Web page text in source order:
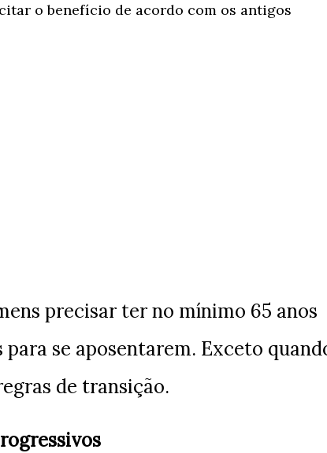
o benefício de acordo com os antigos
precisar ter no mínimo 65 anos
para se aposentarem. Exceto
de transição.